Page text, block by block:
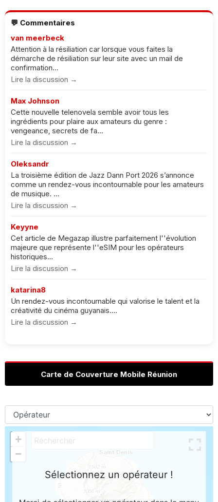
💬 Commentaires
van meerbeck
Attention à la résiliation car lorsque vous faites la
démarche de résiliation sur leur site avec un mail de
confirmation...
Lire la discussion →
Max Johnson
Cette nouvelle telenovela semble avoir tous les
ingrédients pour plaire aux amateurs du genre :
vengeance, secrets de fa...
Lire la discussion →
Oleksandr
La troisième édition de Jazz Dann Port 2026 s’annonce
comme un rendez-vous incontournable pour les amateurs
de musique. ...
Lire la discussion →
Keyyne
Cet article de Megazap illustre parfaitement l''évolution
majeure que représente l''eSIM pour les opérateurs
historiques...
Lire la discussion →
katarina8
Un rendez-vous incontournable qui valorise le talent et la
créativité du cinéma guyanais....
Lire la discussion →
Carte de Couverture Mobile Réunion